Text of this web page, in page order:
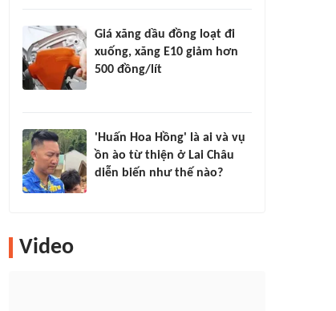
Giá xăng dầu đồng loạt đi
xuống, xăng E10 giảm hơn
500 đồng/lít
'Huấn Hoa Hồng' là ai và vụ
ồn ào từ thiện ở Lai Châu
diễn biến như thế nào?
Video